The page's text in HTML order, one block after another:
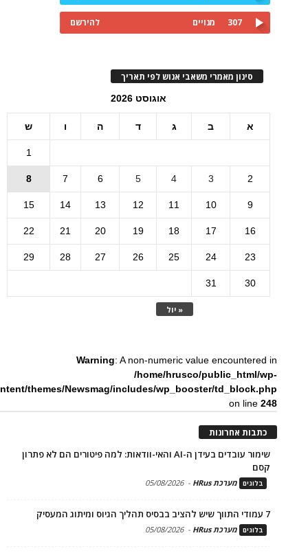
307 מנויים להירשם
סינון מאמרי משאבי אנוש לפי תאריך
אוגוסט 2026
א ב ג ד ה ו ש
« יול
1
2
3
4
5
6
7
8
9
10
11
12
13
14
15
16
17
18
19
20
21
22
23
24
25
26
27
28
29
30
31
Warning: A non-numeric value encountered in
/home/hrusco/public_html/wp-
themes/Newsmag/includes/wp_booster/td_block.php
on line248
כתבות אחרונות
שימור עובדים בעידן ה-AI והאי-וודאות: למה פיטורים הם לא פתרון
קסם
בלוגים מערכת HRus -
05/08/2026
7 עמודי התווך שיש להציב בבסיס תהליך הגיוס ומיתוג המעסיק
בלוגים מערכת HRus -
05/08/2026